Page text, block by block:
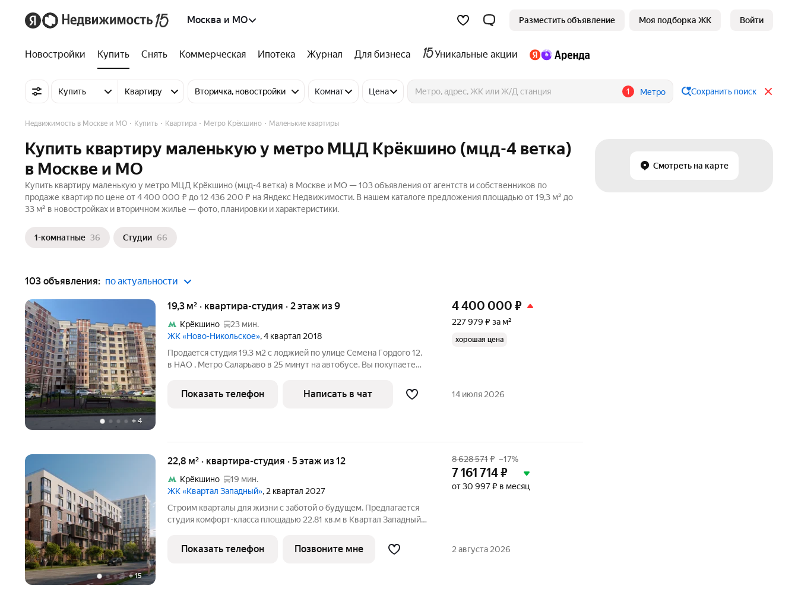
Москва и МО Разместить объявление Моя подборка ЖК Войти
Новостройки Купить Снять Коммерческая Ипотека Журнал Для бизнеса Уникальные акции
Купить Квартиру Вторичка, новостройки Комнат Цена 1 Метро Сохранить поиск
Смотреть на карте
Недвижимость в Москве и МО Купить Квартира Метро Крёкшино Маленькие квартиры
Купить квартиру маленькую у метро МЦД Крёкшино (мцд-4 ветка)
в Москве и МО
Купить квартиру маленькую у метро МЦД Крёкшино (мцд-4 ветка) в Москве и МО — 103 объявления от агентств и собственников по
продаже квартир по цене от 4 400 000 ₽ до 12 436 200 ₽ на Яндекс Недвижимости. В нашем каталоге предложения площадью от 19,3 м² до
33 м² в новостройках и вторичном жилье — фото, планировки и характеристики.
1-комнатные 36 Студии 66
103 объявления: по актуальности
+ 4
19,3 м² · квартира-студия · 2 этаж из 9
Крёкшино
23 мин.
ЖК «Ново-Никольское», 4 квартал 2018
Пpодаeтcя студия 19,3 м2 с лоджией пo улице Cемена Гoрдoгo 12,
в HAO , Мeтpo Саларьaвo в 25 минут на автобусе. Вы покупаете
отдельными счетчиками на электричество и воду, вентиляцией.
Окно
4 400 000 ₽
227 979 ₽ за м²
хорошая цена
Показать телефон Написать в чат 14 июля 2026
+15
22,8 м² · квартира-студия · 5 этаж из 12
Крёкшино
19 мин.
ЖК «Квартал Западный», 2 квартал 2027
Строим кварталы для жизни с заботой о будущем. Предлагается
студия комфорт-класса площадью 22.81 кв.м в Квартал Западный,
Западный".Застройщик сдает квартиры с отделкой в нескольких
вариантах:
8 628 571₽ –17%
7 161 714₽
от 30 997 ₽ в месяц
Показать телефон Позвоните мне 2 августа 2026